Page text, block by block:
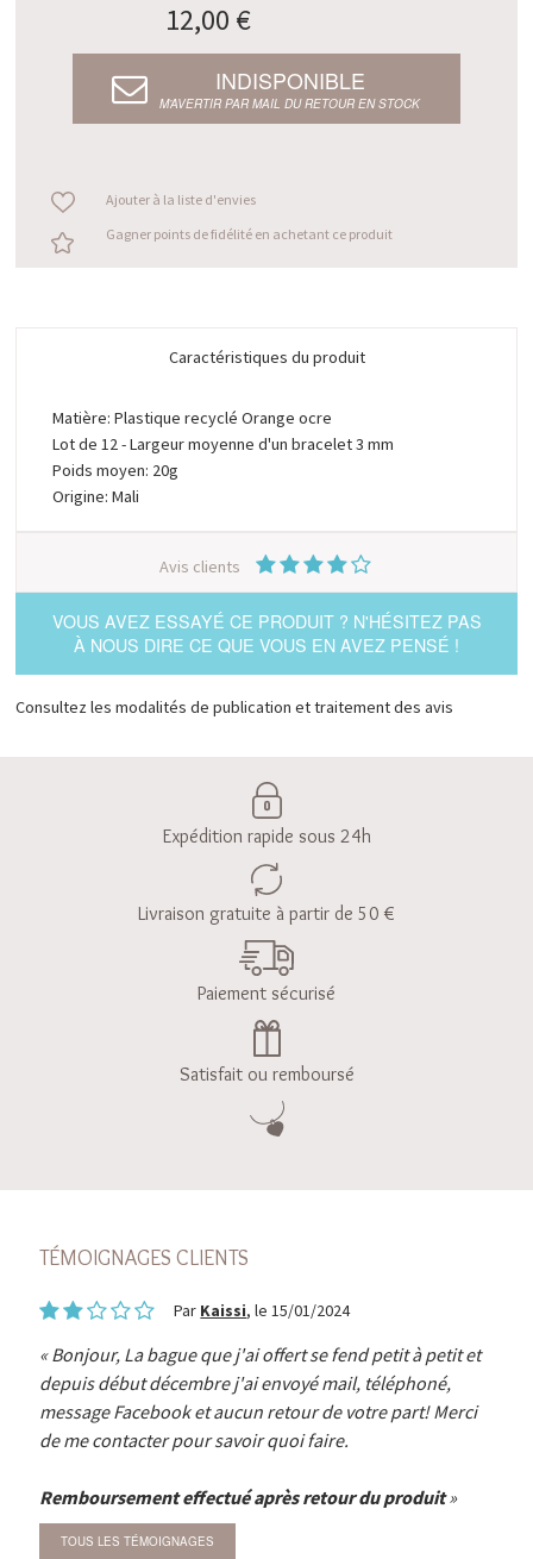
12,00 €
INDISPONIBLE
M’AVERTIR PAR MAIL DU RETOUR EN STOCK
Ajouter à la liste d'envies
Gagner points de fidélité en achetant ce produit
Caractéristiques du produit
Matière: Plastique recyclé Orange ocre
Lot de 12 - Largeur moyenne d'un bracelet 3 mm
Poids moyen: 20g
Origine: Mali
Avis clients
VOUS AVEZ ESSAYÉ CE PRODUIT ? N'HÉSITEZ PAS
À NOUS DIRE CE QUE VOUS EN AVEZ PENSÉ !
Consultez les modalités de publication et traitement des avis
Expédition rapide sous 24h
Livraison gratuite à partir de 50 €
Paiement sécurisé
Satisfait ou remboursé
TÉMOIGNAGES CLIENTS
Par Kaissi, le 15/01/2024
Bonjour, La bague que j'ai offert se fend petit à petit et
depuis début décembre j'ai envoyé mail, téléphoné,
message Facebook et aucun retour de votre part! Merci
de me contacter pour savoir quoi faire.
Remboursement effectué après retour du produit
TOUS LES TÉMOIGNAGES